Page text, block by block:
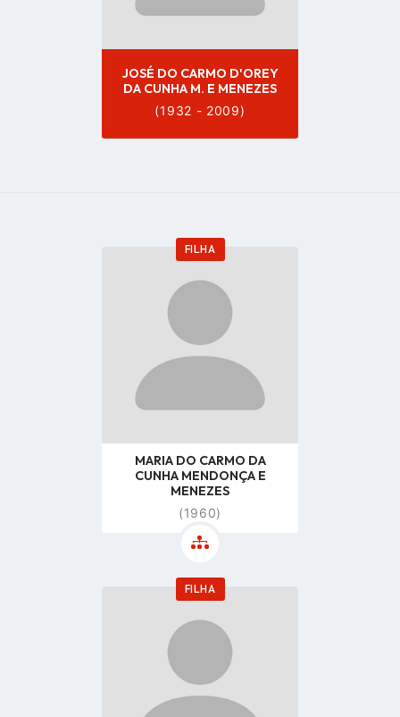
JOSÉ DO CARMO D'OREY
DA CUNHA M. E MENEZES
(1932 - 2009)
FILHA
Go
profile
page
MARIA DO CARMO DA
CUNHA MENDONÇA E
MENEZES
(1960)
FILHA
Go
profile
page